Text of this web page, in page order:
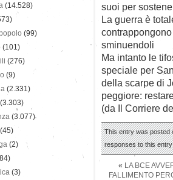
suoi per
La guerra è
sminuendoli
Ma intanto le
speciale per
della scarpe di
peggiore:
(da Il Corriere
This entry was posted
responses to this
« LA BCE
FALLIMENTO
(14.528)
(99)
(101)
(276)
(9)
(2.331)
(3.303)
(3.077)
(45)
(2)
(3)